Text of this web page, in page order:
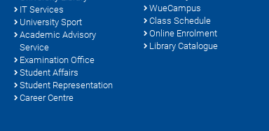
IT Services
University Sport
Academic Advisory
Service
Examination Office
Student Affairs
Student Representation
Career Centre
WueCampus
Class Schedule
Online Enrolment
Library Catalogue